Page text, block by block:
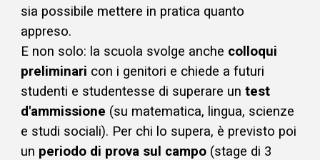
sia possibile mettere in pratica quanto
appreso.
E non solo: la scuola svolge anche colloqui
preliminari con i genitori e chiede a futuri
studenti e studentesse di superare untest
d'ammissione (su matematica, lingua, scienze
e studi sociali). Per chi lo supera, è previsto poi
un periodo di prova sul campo ​ (stage di 3